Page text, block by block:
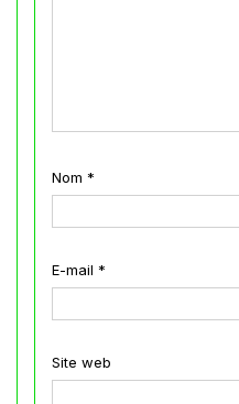
Nom *
E-mail *
Site web